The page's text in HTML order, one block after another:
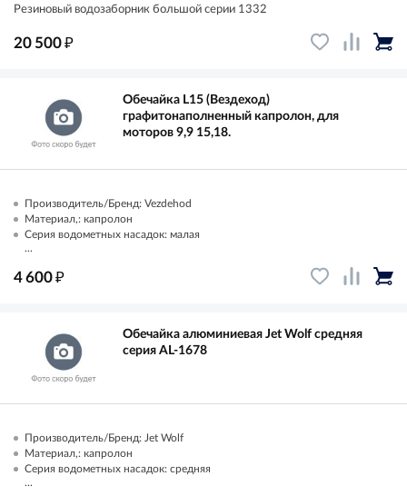
Резиновый водозаборник большой серии 1332
20 500₽
Обечайка L15 (Вездеход)
графитонаполненный капролон, для
моторов 9,9 15,18.
Производитель/Бренд: Vezdehod
Материал,: капролон
Серия водометных насадок: малая
...
4 600₽
Обечайка алюминиевая Jet Wolf средняя
серия AL-1678
Производитель/Бренд: Jet Wolf
Материал,: капролон
Серия водометных насадок: средняя
...